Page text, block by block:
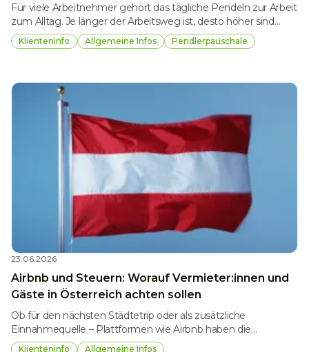
Für viele Arbeitnehmer gehört das tägliche Pendeln zur Arbeit
zum Alltag. Je länger der Arbeitsweg ist, desto höher sind
meist auch die damit verbundenen Kosten. Das
österreichische Steuerrecht sieht daher verschiedene
Verkehrsabsetzbetrag spielen dabei insbesondere das
Pendlerpauschale und der Pendlereuro eine wichtige Rolle.
Klienteninfo Allgemeine Infos Pendlerpauschale
23.06.2026
Airbnb und Steuern: Worauf Vermieter:innen und
Gäste in Österreich achten sollen
Ob für den nächsten Städtetrip oder als zusätzliche
Einnahmequelle – Plattformen wie Airbnb haben die
kurzfristige Vermietung von Wohnraum deutlich vereinfacht.
Klienteninfo Allgemeine Infos